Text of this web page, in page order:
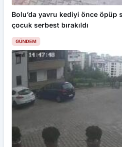
Görmeyen gözlerle değil, hisseden
Bolu’da yavru kediyi önce öpüp
çocuk serbest bırakıldı
GÜNDEM